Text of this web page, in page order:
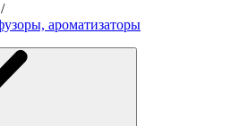
/
ароматизаторы